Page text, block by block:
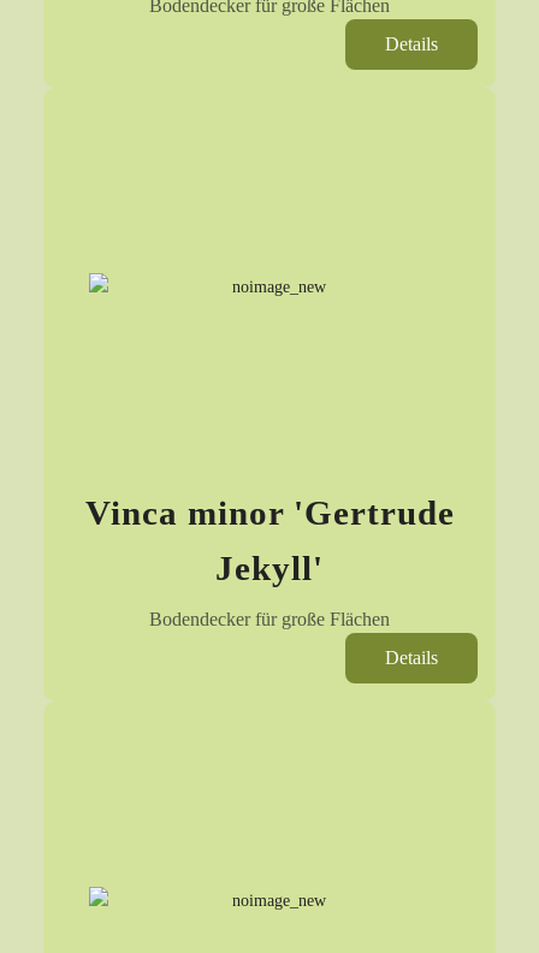
Bodendecker für große Flächen
Details
Vinca minor 'Gertrude
Jekyll'
Bodendecker für große Flächen
Details